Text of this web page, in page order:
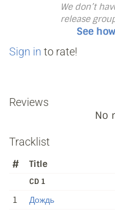
We don’t
release
See
Sign in to rate!
Reviews
No
Tracklist
# Title
CD 1
1 Дождь